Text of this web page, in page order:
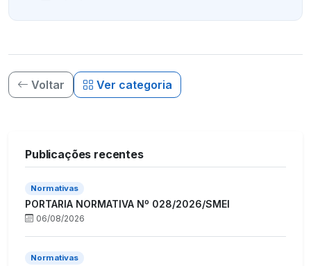
Voltar Ver categoria
Publicações recentes
Normativas
PORTARIA NORMATIVA Nº 028/2026/SMEI
06/08/2026
Normativas